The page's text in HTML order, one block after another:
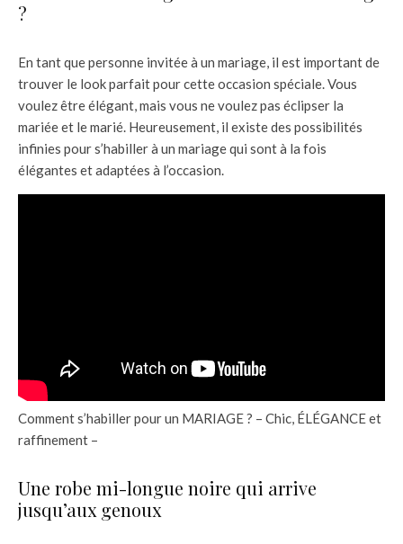
?
En tant que personne invitée à un mariage, il est important de
trouver le look parfait pour cette occasion spéciale. Vous
voulez être élégant, mais vous ne voulez pas éclipser la
mariée et le marié. Heureusement, il existe des possibilités
infinies pour s’habiller à un mariage qui sont à la fois
élégantes et adaptées à l’occasion.
Comment s’habiller pour un MARIAGE ? – Chic, ÉLÉGANCE et
raffinement –
Une robe mi-longue noire qui arrive
jusqu’aux genoux